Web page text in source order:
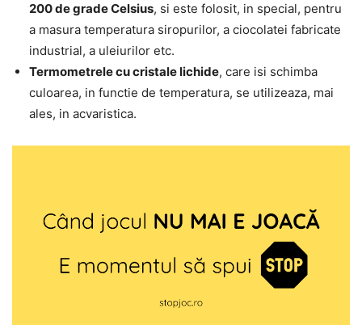
200 de grade Celsius, si este folosit, in special, pentru
a masura temperatura siropurilor, a ciocolatei fabricate
industrial, a uleiurilor etc.
Termometrele cu cristale lichide, care isi schimba
culoarea, in functie de temperatura, se utilizeaza, mai
ales, in acvaristica.